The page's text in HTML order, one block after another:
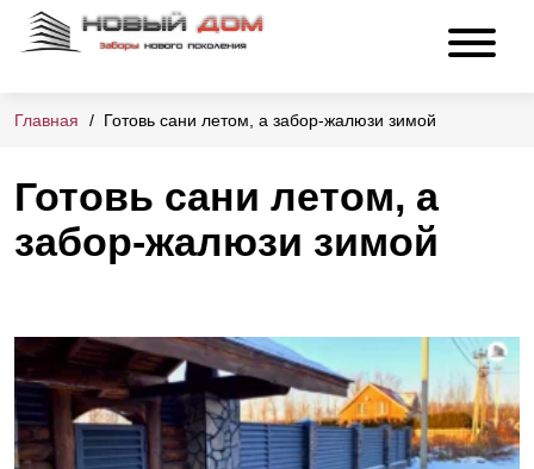
Главная Готовь сани летом, а забор-жалюзи зимой
Готовь сани летом, а
забор-жалюзи зимой